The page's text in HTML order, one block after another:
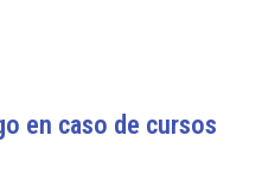
en caso de cursos